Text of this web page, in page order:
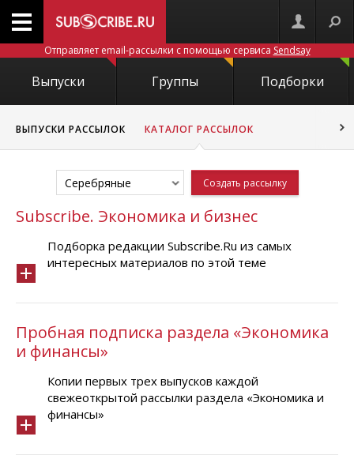
Отправляет email-рассылки с помощью сервиса Sendsay
Выпуски Группы Подборки
ВЫПУСКИ РАССЫЛОК КАТАЛОГ РАССЫЛОК
Серебряные Создать рассылку
Subscribe. Экономика и бизнес
Подборка редакции Subscribe.Ru из самых
интересных материалов по этой теме
Пробная подписка раздела «Экономика
и финансы»
Копии первых трех выпусков каждой
свежеоткрытой рассылки раздела «Экономика и
финансы»